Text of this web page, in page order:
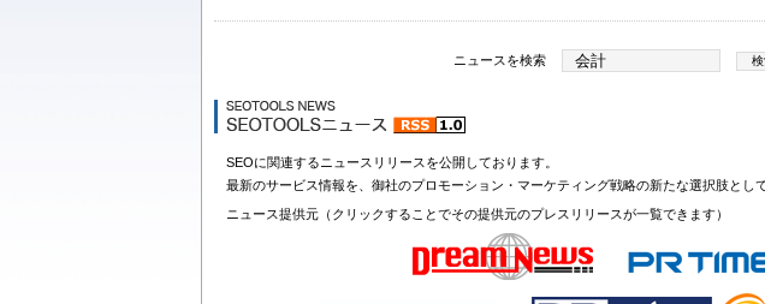
ニュースを検索
SEOに関連するニュースリリースを公開しております。
最新のサービス情報を、御社のプロモーション・マーケティング戦略の新たな選択肢とし
ニュース提供元（クリックすることでその提供元のプレスリリースが一覧できます）